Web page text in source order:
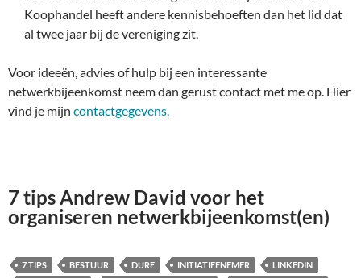
Koophandel heeft andere kennisbehoeften dan het lid dat
al twee jaar bij de vereniging zit.
Voor ideeën, advies of hulp bij een interessante
netwerkbijeenkomst neem dan gerust contact met me op. Hier
vind je mijn contactgegevens.
7 tips Andrew David voor het
organiseren netwerkbijeenkomst(en)
7 TIPS BESTUUR DURE INITIATIEFNEMER
LINKEDIN